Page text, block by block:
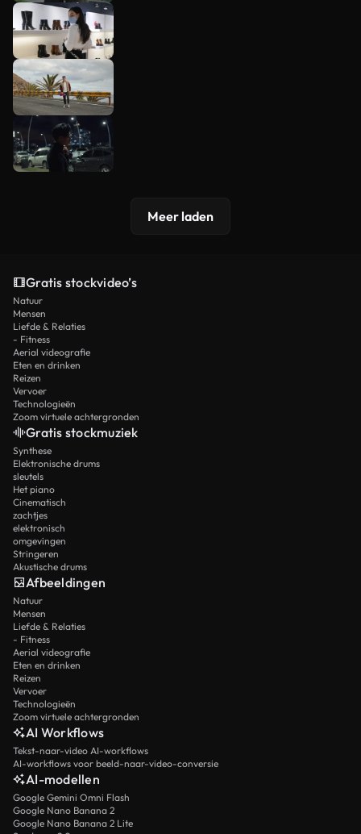
Meer laden
Gratis stockvideo’s
Natuur
Mensen
Liefde & Relaties
- Fitness
Aerial videografie
Eten en drinken
Reizen
Vervoer
Technologieën
Zoom virtuele achtergronden
Gratis stockmuziek
Synthese
Elektronische drums
sleutels
Het piano
Cinematisch
zachtjes
elektronisch
omgevingen
Stringeren
Akustische drums
Afbeeldingen
Natuur
Mensen
Liefde & Relaties
- Fitness
Aerial videografie
Eten en drinken
Reizen
Vervoer
Technologieën
Zoom virtuele achtergronden
AI Workflows
Tekst-naar-video AI-workflows
AI-workflows voor beeld-naar-video-conversie
AI-modellen
Google Gemini Omni Flash
Google Nano Banana 2
Google Nano Banana 2 Lite